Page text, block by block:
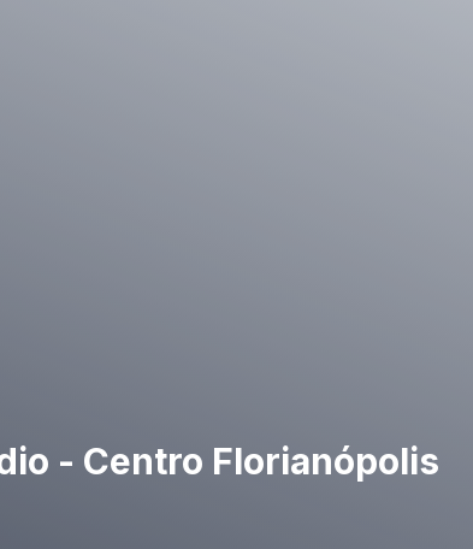
- Centro Florianópolis